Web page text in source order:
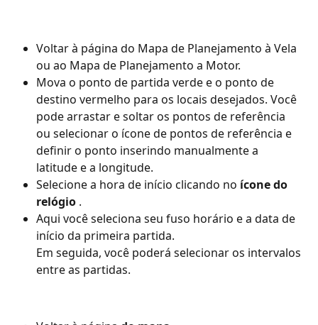
Voltar à página do Mapa de Planejamento à Vela
ou ao Mapa de Planejamento a Motor.
Mova o ponto de partida verde e o ponto de
destino vermelho para os locais desejados. Você
pode arrastar e soltar os pontos de referência
ou selecionar o ícone de pontos de referência e
definir o ponto inserindo manualmente a
latitude e a longitude.
Selecione a hora de início clicando no ícone do
relógio .
Aqui você seleciona seu fuso horário e a data de
início da primeira partida.
Em seguida, você poderá selecionar os intervalos
entre as partidas.